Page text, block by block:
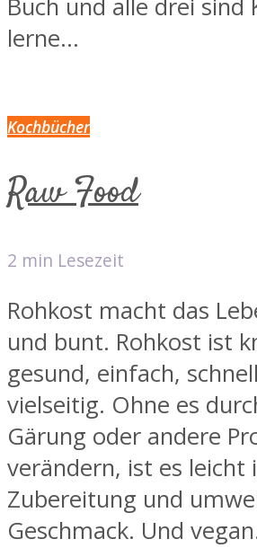
Buch und alle drei sind
lerne...
Kochbücher
Raw Food
2 min Lesezeit
Rohkost macht das
und bunt. Rohkost ist
gesund, einfach,
vielseitig. Ohne es
Gärung oder andere
verändern, ist es leicht
Zubereitung und
Geschmack. Und